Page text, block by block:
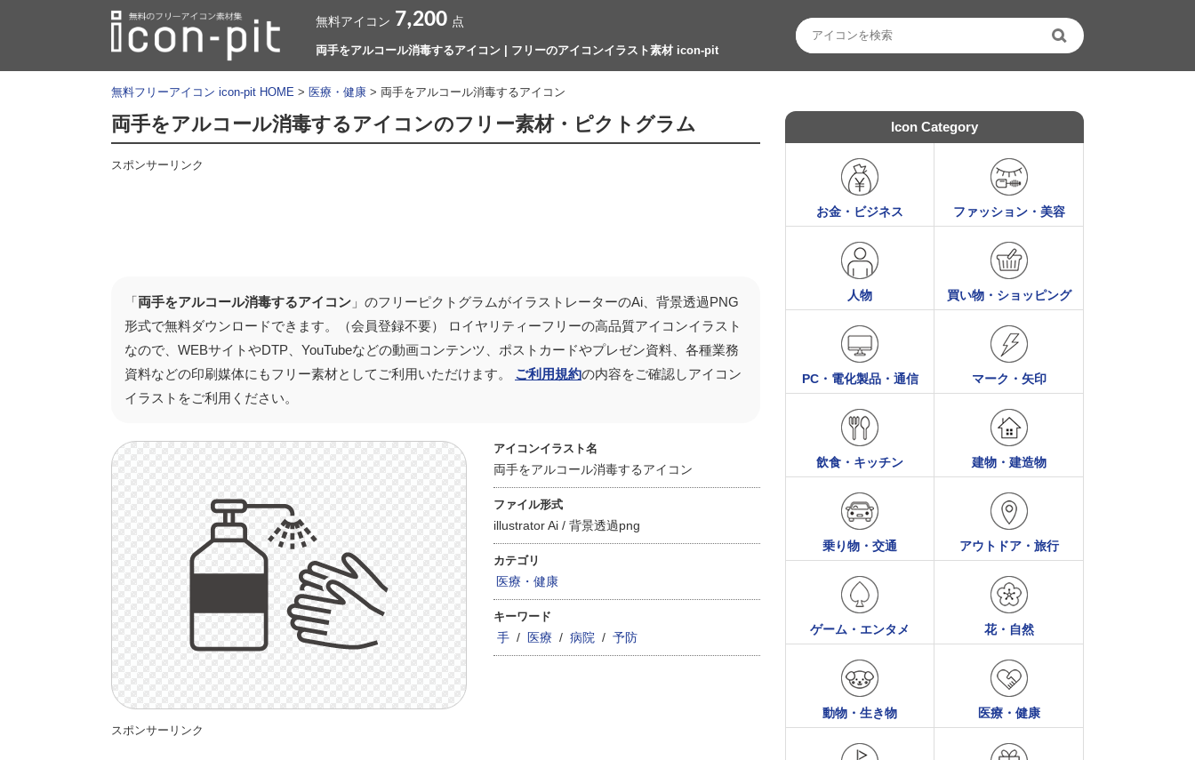
無料アイコン 7,200 点
両手をアルコール消毒するアイコン | フリーのアイコンイラスト素材 icon-pit
無料フリーアイコン icon-pit HOME > 医療・健康 > 両手をアルコール消毒するアイコン
両手をアルコール消毒するアイコンのフリー素材・ピクトグラム
スポンサーリンク
「両手をアルコール消毒するアイコン 」のフリーピクトグラムがイラストレーターのAi、背景透過PNG
形式で無料ダウンロードできます。（会員登録不要） ロイヤリティーフリーの高品質アイコンイラスト
なので、WEBサイトやDTP、YouTubeなどの動画コンテンツ、ポストカードやプレゼン資料、各種業務
資料などの印刷媒体にもフリー素材としてご利用いただけます。 ご利用規約の内容をご確認しアイコン
イラストをご利用ください。
アイコンイラスト名
両手をアルコール消毒するアイコン
ファイル形式
illustrator Ai / 背景透過png
カテゴリ
医療・健康
キーワード
手 / 医療 / 病院 / 予防
スポンサーリンク
Icon Category
お金・ビジネス ファッション・美容
人物 買い物・ショッピング
PC・電化製品・通信 マーク・矢印
飲食・キッチン 建物・建造物
乗り物・交通 アウトドア・旅行
ゲーム・エンタメ 花・自然
動物・生き物 医療・健康